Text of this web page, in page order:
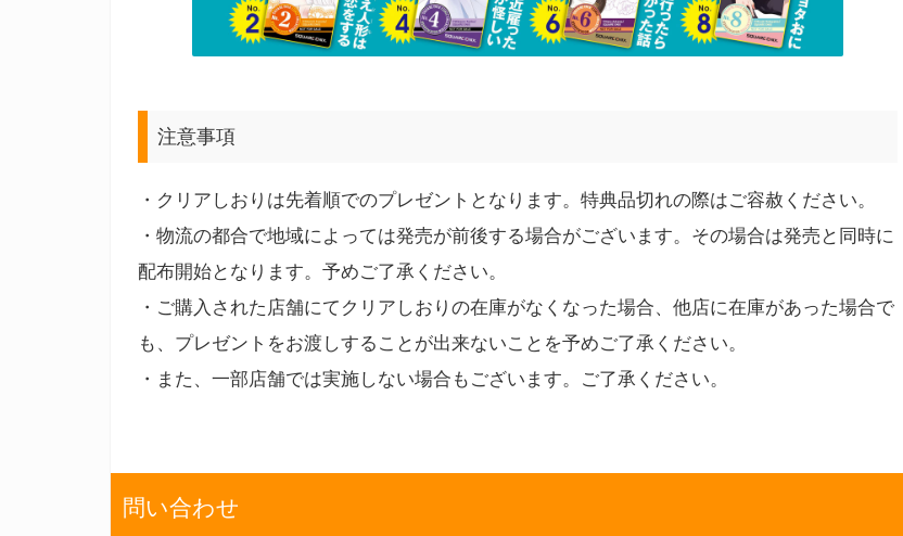
注意事項
・クリアしおりは先着順でのプレゼントとなります。特典品切れの際はご容赦ください。
・物流の都合で地域によっては発売が前後する場合がございます。その場合は発売と同時に
配布開始となります。予めご了承ください。
・ご購入された店舗にてクリアしおりの在庫がなくなった場合、他店に在庫があった場合で
も、プレゼントをお渡しすることが出来ないことを予めご了承ください。
・また、一部店舗では実施しない場合もございます。ご了承ください。
問い合わせ